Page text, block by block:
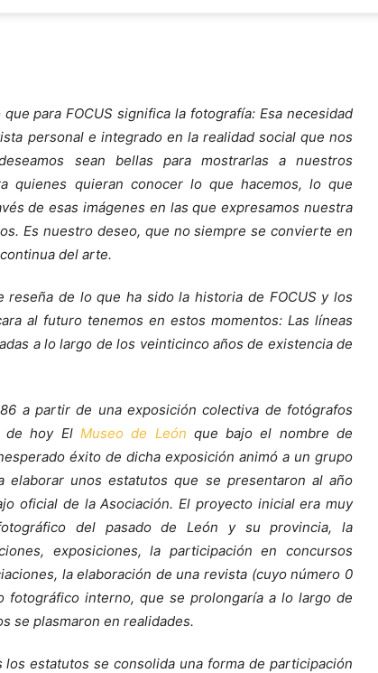
para FOCUS significa la fotografía: Esa necesidad
personal e integrado en la realidad social que nos
sean bellas para mostrarlas a nuestros
quienes quieran conocer lo que hacemos, lo que
de esas imágenes en las que expresamos nuestra
Es nuestro deseo, que no siempre se convierte en
del arte.
reseña de lo que ha sido la historia de FOCUS y los
al futuro tenemos en estos momentos: Las líneas
a lo largo de los veinticinco años de existencia de
a partir de una exposición colectiva de fotógrafos
de hoy ElMuseo de León que bajo el nombre de
éxito de dicha exposición animó a un grupo
elaborar unos estatutos que se presentaron al año
oficial de la Asociación. El proyecto inicial era muy
del pasado de León y su provincia, la
exposiciones, la participación en concursos
la elaboración de una revista (cuyo número 0
fotográfico interno, que se prolongaría a lo largo de
se plasmaron en realidades.
estatutos se consolida una forma de participación